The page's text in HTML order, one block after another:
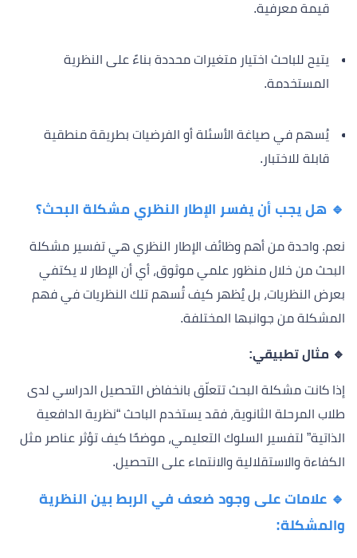
قيمة معرفية.
يتيح للباحث اختيار متغيرات محددة بناءً على النظرية
المستخدمة.
يُسهم في صياغة الأسئلة أو الفرضيات بطريقة منطقية
قابلة للاختبار.
🔹 هل يجب أن يفسر الإطار النظري مشكلة البحث؟
نعم. واحدة من أهم وظائف الإطار النظري هي تفسير مشكلة
البحث من خلال منظور علمي موثوق، أي أن الإطار لا يكتفي
بعرض النظريات، بل يُظهر كيف تُسهم تلك النظريات في فهم
المشكلة من جوانبها المختلفة.
🔹 مثال تطبيقي:
إذا كانت مشكلة البحث تتعلّق بانخفاض التحصيل الدراسي لدى
طلاب المرحلة الثانوية، فقد يستخدم الباحث “نظرية الدافعية
الذاتية” لتفسير السلوك التعليمي، موضحًا كيف تؤثر عناصر مثل
الكفاءة والاستقلالية والانتماء على التحصيل.
🔹 علامات على وجود ضعف في الربط بين النظرية
والمشكلة: